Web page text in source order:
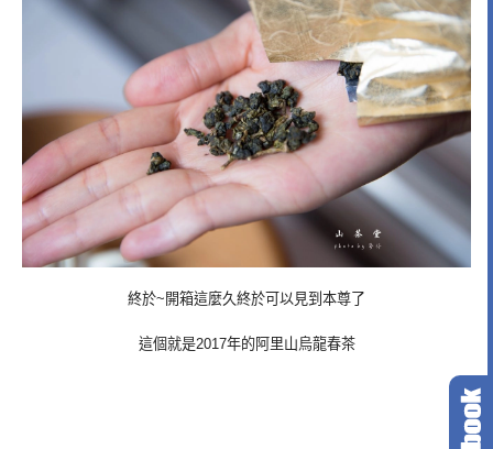
終於~開箱這麼久終於可以見到本尊了
這個就是2017年的阿里山烏龍春茶